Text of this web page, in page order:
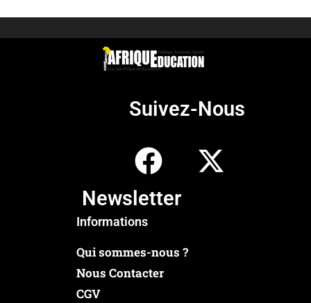
Suivez-Nous
Newsletter
Informations
Qui sommes-nous ?
Nous Contacter
CGV